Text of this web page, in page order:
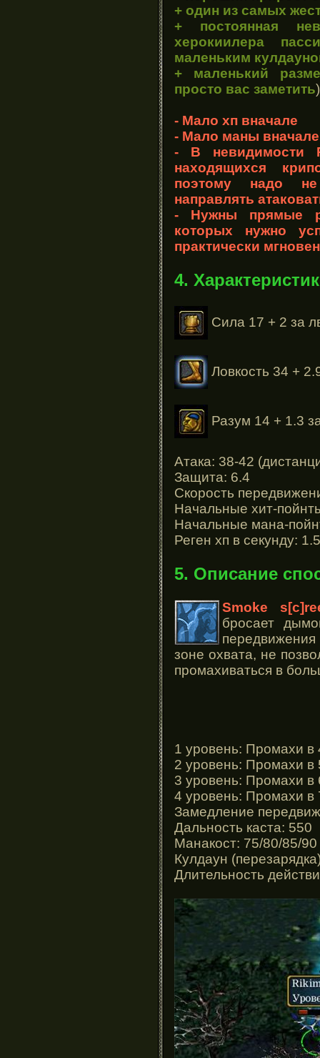
+ один из самых
+ постоянная
херокиилера
маленьким
+ маленький
просто вас заметить
- Мало хп вначале
- Мало маны вначале
- В невидимости
находящихся
поэтому надо
направлять
- Нужны прямые
которых нужно
практически
4.
Сила 17 + 2 за
Ловкость 34 +
Разум 14 + 1.3
Атака: 38-42
Защита: 6.4
Скорость
Начальные хит-
Начальные мана-
Реген хп в секунду: 1.5
5. Описание
Smoke
бросает
зоне охвата, не
промахиваться в
1 уровень: Промахи в
2 уровень: Промахи в
3 уровень: Промахи в
4 уровень: Промахи в
Замедление
Дальность каста: 550
Манакост: 75/80/85/90
Кулдаун
Длительность